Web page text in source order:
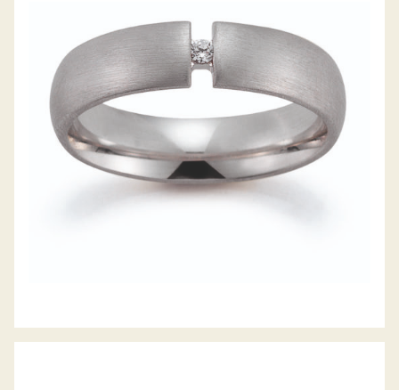
GERSTNER TRAURINGE